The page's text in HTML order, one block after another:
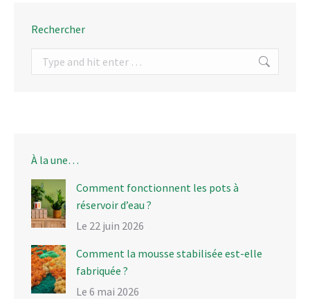
Rechercher
Search:
À la une…
Comment fonctionnent les pots à
réservoir d’eau ?
Le 22 juin 2026
Comment la mousse stabilisée est-elle
fabriquée ?
Le 6 mai 2026